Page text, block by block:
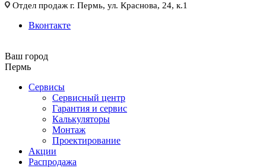
Отдел продаж г. Пермь, ул. Краснова, 24, к.1
Вконтакте
Ваш город
Пермь
Сервисы
Сервисный центр
Гарантия и сервис
Калькуляторы
Монтаж
Проектирование
Акции
Распродажа